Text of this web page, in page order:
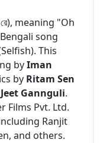
রে), meaning "Oh
song
This
byIman
by Ritam Sen
Jeet Gannguli.
Films Pvt. Ltd.
Ranjit
and others.